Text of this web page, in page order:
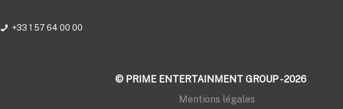
+33 1 57 64 00 00
© PRIME ENTERTAINMENT GROUP - 2026
Mentions légales